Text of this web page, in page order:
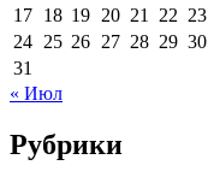
17 18 19 20 21 22 23
24 25 26 27 28 29 30
31
« Июл
Рубрики